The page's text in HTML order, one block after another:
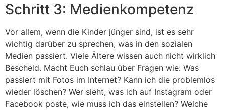
Schritt 3: Medienkompetenz
Vor allem, wenn die Kinder jünger sind, ist es sehr
wichtig darüber zu sprechen, was in den sozialen
Medien passiert. Viele Ältere wissen auch nicht wirklich
Bescheid. Macht Euch schlau über Fragen wie: Was
passiert mit Fotos im Internet? Kann ich die problemlos
wieder löschen? Wer sieht, was ich auf Instagram oder
Facebook poste, wie muss ich das einstellen? Welche